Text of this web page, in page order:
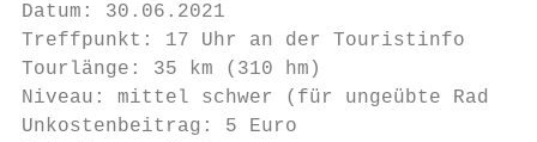
Datum: 30.06.2021
Treffpunkt: 17 Uhr an der Touristinfo
Tourlänge: 35 km (310 hm)
Niveau: mittel schwer (für ungeübte Radler
Unkostenbeitrag: 5 Euro